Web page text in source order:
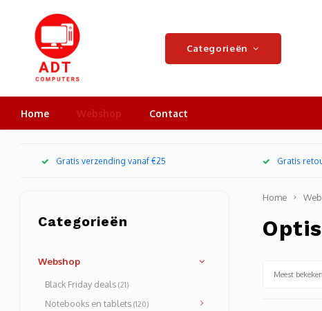
Categorieën
Home Webshop Contact
Gratis verzending vanaf €25 Gratis
Categorieën
Webshop
Black Friday deals (21)
Notebooks en tablets (120)
Home
Meest bekeken